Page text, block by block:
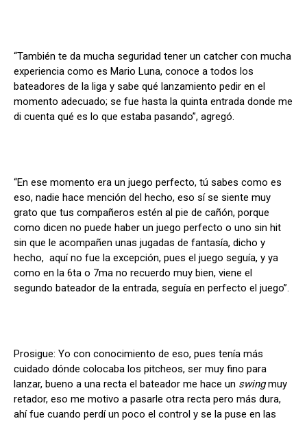
“También te da mucha seguridad tener un catcher con mucha
experiencia como es Mario Luna, conoce a todos los
bateadores de la liga y sabe qué lanzamiento pedir en el
momento adecuado; se fue hasta la quinta entrada donde me
di cuenta qué es lo que estaba pasando”, agregó.
“En ese momento era un juego perfecto, tú sabes como es
eso, nadie hace mención del hecho, eso sí se siente muy
grato que tus compañeros estén al pie de cañón, porque
como dicen no puede haber un juego perfecto o uno sin hit
sin que le acompañen unas jugadas de fantasía, dicho y
hecho, aquí no fue la excepción, pues el juego seguía, y ya
como en la 6ta o 7ma no recuerdo muy bien, viene el
segundo bateador de la entrada, seguía en perfecto el juego”.
Prosigue: Yo con conocimiento de eso, pues tenía más
cuidado dónde colocaba los pitcheos, ser muy fino para
lanzar, bueno a una recta el bateador me hace un swingmuy
retador, eso me motivo a pasarle otra recta pero más dura,
ahí fue cuando perdí un poco el control y se la puse en las